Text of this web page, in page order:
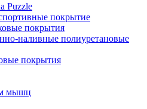
Puzzle
покрытие
покрытия
наливные полиуретановые
покрытия
мышц